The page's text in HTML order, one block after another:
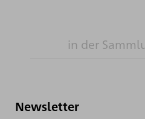
Newsletter